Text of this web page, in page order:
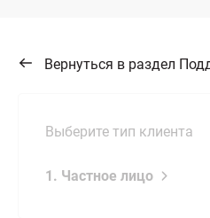
Вернуться в раздел
Выберите тип клиента
1. Частное лицо